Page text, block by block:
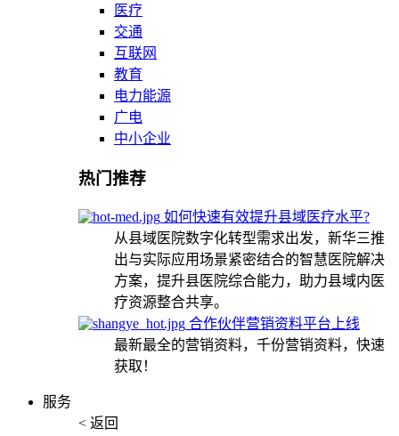
医疗
交通
互联网
教育
电力能源
广电
中小企业
热门推荐
如何快速有效提升县域医疗水平?
从县域医院数字化转型需求出发，新华三推
出与实际应用场景紧密结合的智慧医院解决
方案，提升县医院综合能力，助力县域内医
疗资源整合共享。
合作伙伴营销资料平台上线
最新最全的营销资料，千份营销资料，快速
获取！
服务
< 返回